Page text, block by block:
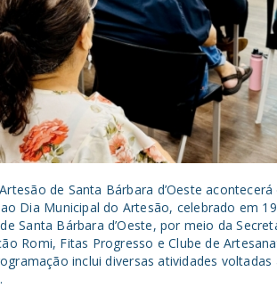
de Santa Bárbara d’Oeste
Dia Municipal do Artesão, celebrado em
Santa Bárbara d’Oeste, por meio da
Romi, Fitas Progresso e Clube de
inclui diversas atividades